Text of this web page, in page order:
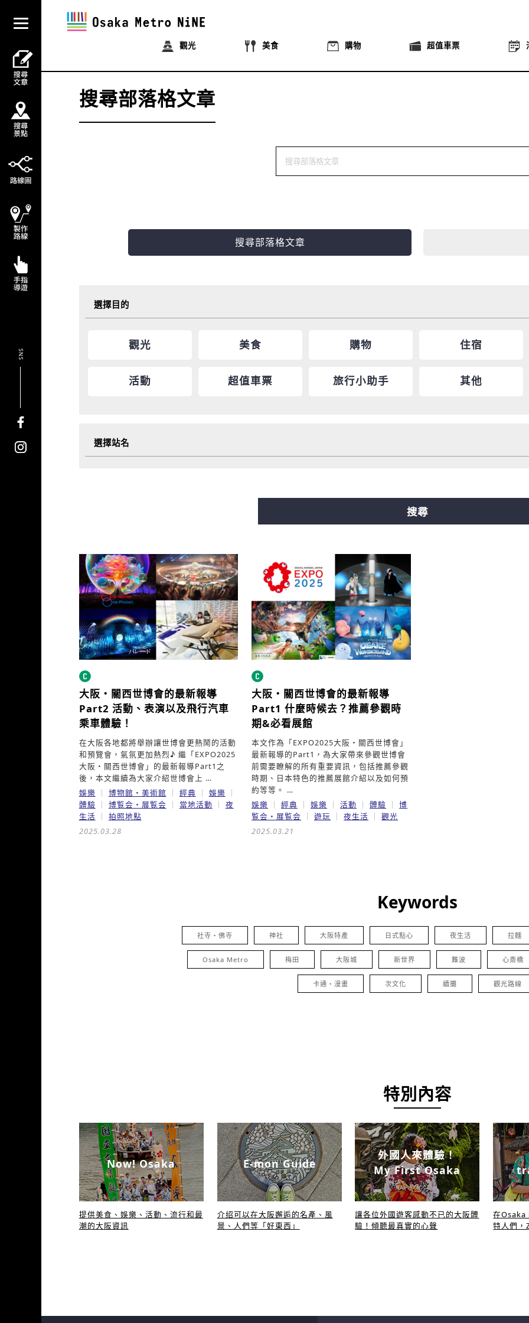
觀光 美食 購物 超值車票
SNS
搜尋部落格文章
搜尋部落格文章
選擇目的
觀光 美食 購物 住宿
活動 超值車票 旅行小助手 其他
選擇站名
新電車
搜尋
大阪・關西世博會的最新報導
Part2 活動、表演以及飛行汽車
乘車體驗！
在大阪各地都將舉辦讓世博會更熱鬧的活動
和預覽會，氣氛更加熱烈♪ 繼「EXPO2025
大阪・關西世博會」的最新報導Part1之
後，本文繼續為大家介紹世博會上 …
娛樂
博物館・美術館 經典
娛樂
體驗
博覧会・展覧会 當地活動
夜
生活
拍照地點
2025.03.28
大阪・關西世博會的最新報導
Part1什麼時候去？推薦參觀時
期&必看展館
本文作為「EXPO2025大阪・關西世博會」
最新報導的Part1，為大家帶來參觀世博會
前需要瞭解的所有重要資訊，包括推薦參觀
時期、日本特色的推薦展館介紹以及如何預
約等等。 …
娛樂
經典 娛樂 活動 體驗
博
覧会・展覧会
遊玩 夜生活
觀光
2025.03.21
Keywords
社寺・佛寺 神社 大阪特產 日式點心 夜生活 拉麵
Osaka Metro 梅田 大阪城 新世界 難波 心斎橋
卡通・漫畫 次文化 續攤 觀光路線
特別內容
Now! Osaka
提供美食、娛樂、活動、流行和最
潮的大阪資訊
E-mon Guide
介绍可以在大阪邂逅的名產、風
景、人們等「好東西」
外國人來體驗！
My First Osaka
讓各位外國遊客感動不已的大阪體
驗！傾聽最真實的心聲
在Osaka
特人們，